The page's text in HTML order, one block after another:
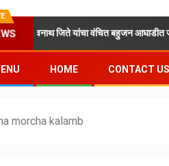
नवनाथ जिते यांचा वंचित बहुजन आघाडीत जाहीर
HOME CONTACT US
morcha kalamb